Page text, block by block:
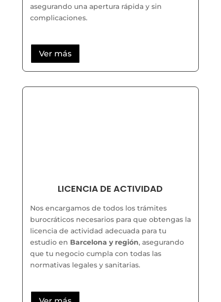
asegurando una apertura rápida y sin
complicaciones.
Ver más
LICENCIA DE ACTIVIDAD
Nos encargamos de todos los trámites
burocráticos necesarios para que obtengas la
licencia de actividad adecuada para tu
estudio en Barcelona y región, asegurando
que tu negocio cumpla con todas las
normativas legales y sanitarias.